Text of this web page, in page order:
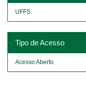
UFFS
Tipo de Acesso
Acesso Aberto